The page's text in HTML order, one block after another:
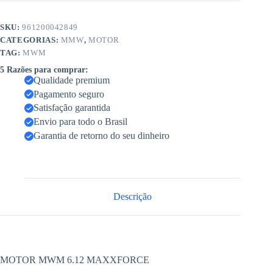
SKU:961200042849
CATEGORIAS: MMW,MOTOR
TAG:MWM
5 Razões para comprar:
Qualidade premium
Pagamento seguro
Satisfação garantida
Envio para todo o Brasil
Garantia de retorno do seu dinheiro
Descrição
MOTOR MWM 6.12 MAXXFORCE